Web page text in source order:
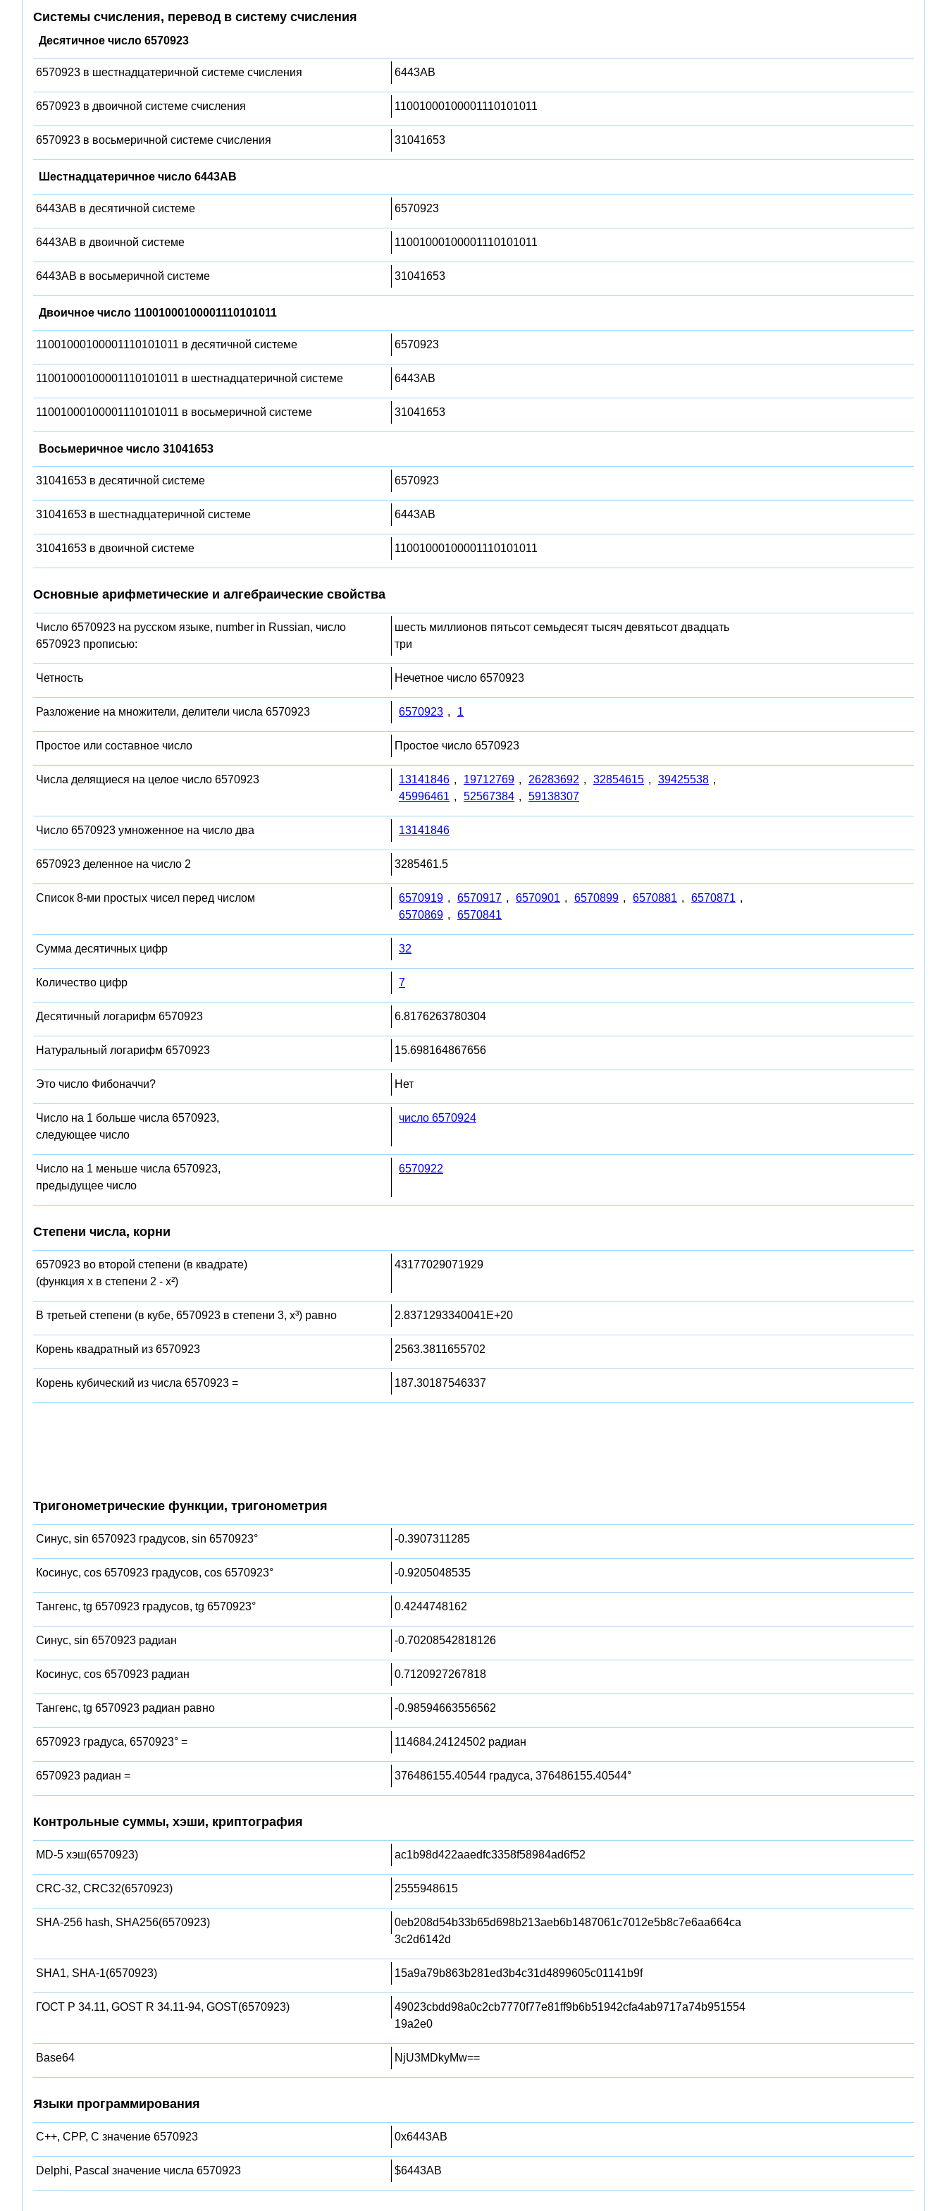
Системы счисления, перевод в систему счисления
Десятичное число 6570923
6570923 в шестнадцатеричной системе счисления 6443AB
6570923 в двоичной системе счисления 11001000100001110101011
6570923 в восьмеричной системе счисления 31041653
Шестнадцатеричное число 6443AB
6443AB в десятичной системе 6570923
6443AB в двоичной системе 11001000100001110101011
6443AB в восьмеричной системе 31041653
Двоичное число 11001000100001110101011
11001000100001110101011 в десятичной системе 6570923
11001000100001110101011 в шестнадцатеричной системе 6443AB
11001000100001110101011 в восьмеричной системе 31041653
Восьмеричное число 31041653
31041653 в десятичной системе 6570923
31041653 в шестнадцатеричной системе 6443AB
31041653 в двоичной системе 11001000100001110101011
Основные арифметические и алгебраические свойства
Число 6570923 на русском языке, number in Russian, число
6570923 прописью:
шесть миллионов пятьсот семьдесят тысяч девятьсот двадцать
три
Четность Нечетное число 6570923
Разложение на множители, делители числа 6570923 6570923 , 1
Простое или составное число Простое число 6570923
Числа делящиеся на целое число 6570923 13141846 , 19712769 , 26283692 , 32854615 , 39425538 ,
45996461 , 52567384 , 59138307
Число 6570923 умноженное на число два 13141846
6570923 деленное на число 2 3285461.5
Список 8-ми простых чисел перед числом 6570919 , 6570917 , 6570901 , 6570899 , 6570881 , 6570871 ,
6570869 , 6570841
Сумма десятичных цифр 32
Количество цифр 7
Десятичный логарифм 6570923 6.8176263780304
Натуральный логарифм 6570923 15.698164867656
Это число Фибоначчи? Нет
Число на 1 больше числа 6570923,
следующее число
число 6570924
Число на 1 меньше числа 6570923,
предыдущее число
6570922
Степени числа, корни
6570923 во второй степени (в квадрате)
(функция x в степени 2 - x²)
43177029071929
В третьей степени (в кубе, 6570923 в степени 3, x³) равно 2.8371293340041E+20
Корень квадратный из 6570923 2563.3811655702
Корень кубический из числа 6570923 = 187.30187546337
Тригонометрические функции, тригонометрия
Синус, sin 6570923 градусов, sin 6570923° -0.3907311285
Косинус, cos 6570923 градусов, cos 6570923° -0.9205048535
Тангенс, tg 6570923 градусов, tg 6570923° 0.4244748162
Синус, sin 6570923 радиан -0.70208542818126
Косинус, cos 6570923 радиан 0.7120927267818
Тангенс, tg 6570923 радиан равно -0.98594663556562
6570923 градуса, 6570923° = 114684.24124502 радиан
6570923 радиан = 376486155.40544 градуса, 376486155.40544°
Контрольные суммы, хэши, криптография
MD-5 хэш(6570923) ac1b98d422aaedfc3358f58984ad6f52
CRC-32, CRC32(6570923) 2555948615
SHA-256 hash, SHA256(6570923)
0eb208d54b33b65d698b213aeb6b1487061c7012e5b8c7e6aa664ca
3c2d6142d
SHA1, SHA-1(6570923) 15a9a79b863b281ed3b4c31d4899605c01141b9f
ГОСТ Р 34.11, GOST R 34.11-94, GOST(6570923)
49023cbdd98a0c2cb7770f77e81ff9b6b51942cfa4ab9717a74b951554
19a2e0
Base64 NjU3MDkyMw==
Языки программирования
C++, CPP, C значение 6570923 0x6443AB
Delphi, Pascal значение числа 6570923 $6443AB